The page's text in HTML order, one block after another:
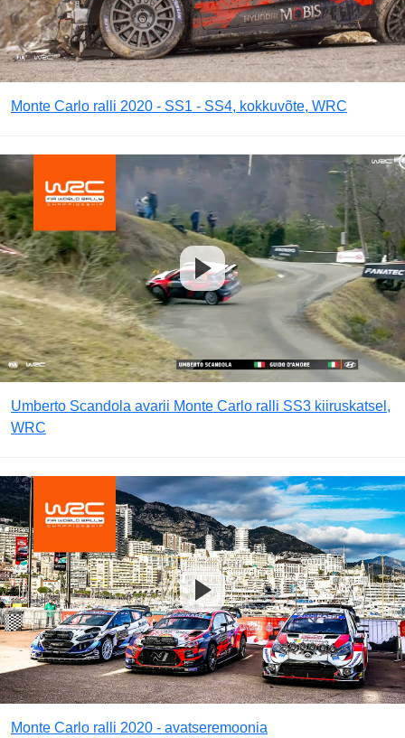
Monte Carlo ralli 2020 - SS1 - SS4, kokkuvõte, WRC
Umberto Scandola avarii Monte Carlo ralli SS3 kiiruskatsel,
WRC
Monte Carlo ralli 2020 - avatseremoonia